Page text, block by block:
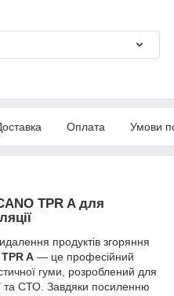
Оплата Умови
TPR A для
продуктів згоряння
A — це професійний
гуми, розроблений для
та СТО. Завдяки посиленню